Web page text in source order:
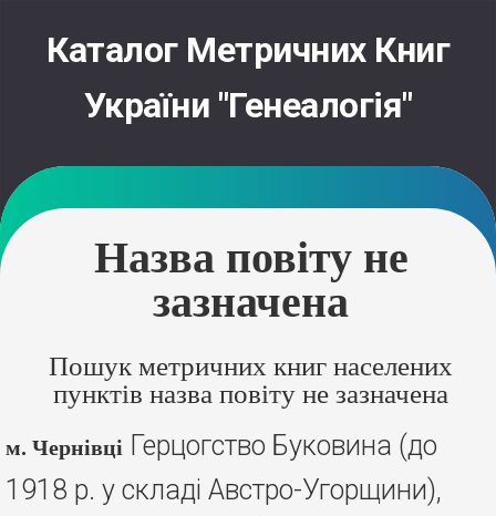
contentКаталог Метричних Книг
України "Генеалогія"
Назва повіту не
зазначена
Пошук метричних книг населених
пунктів назва повіту не зазначена
м. Чернівці Герцогство Буковина (до
1918 р. у складі Австро-Угорщини),